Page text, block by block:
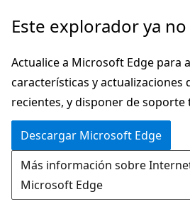
Ir
contenido
principal
Ir
la
navegación
en
la
página
Este explorador ya
Actualice a Microsoft Edge para
características y actualizaciones
recientes, y disponer de soporte
Descargar Microsoft Edge
Más información sobre
Microsoft Edge